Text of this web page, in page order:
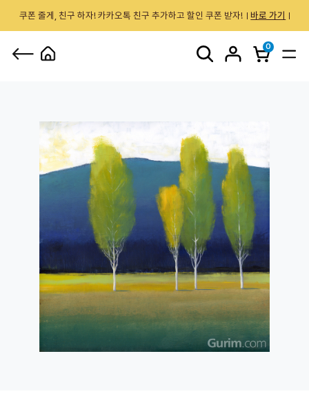
쿠폰 줄게, 친구 하자! 카카오톡 친구 추가하고 할인 쿠폰 받자! 바로 가기
0